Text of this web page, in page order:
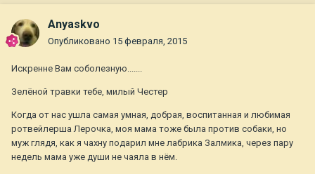
Anyaskvo
Опубликовано 15 февраля, 2015
Искренне Вам соболезную.......
Зелёной травки тебе, милый Честер
Когда от нас ушла самая умная, добрая, воспитанная и любимая
ротвейлерша Лерочка, моя мама тоже была против собаки, но
муж глядя, как я чахну подарил мне лабрика Залмика, через пару
недель мама уже души не чаяла в нём.